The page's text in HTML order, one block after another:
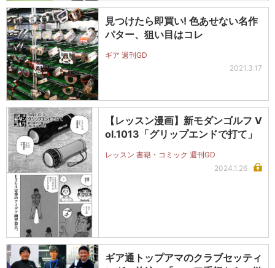
見つけたら即買い! 色あせない名作
パター、狙い目はコレ
ギア 週刊GD
2021.3.17
【レッスン漫画】新モダンゴルフ V
ol.1013「グリップエンドで打て」
レッスン 書籍・コミック 週刊GD
2024.1.26
ギア通トップアマのクラブセッティ